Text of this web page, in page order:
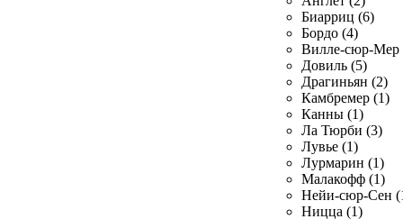
Биарриц (6)
Бордо (4)
Вилле-сюр-Мер
Довиль (5)
Драгиньян (2)
Камбремер (1)
Канны (1)
Ла Тюрби (3)
Лувье (1)
Лурмарин (1)
Малакофф (1)
Нейи-сюр-Сен
Ницца (1)